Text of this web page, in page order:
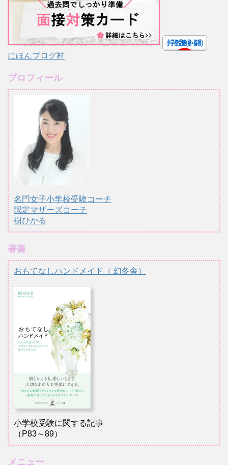
にほんブログ村
プロフィール
名門女子小学校受験コーチ
認定マザーズコーチ
樹ひかる
著書
おもてなしハンドメイド（ 幻冬舎）
小学校受験に関する記事
（P83～89）
メニュー